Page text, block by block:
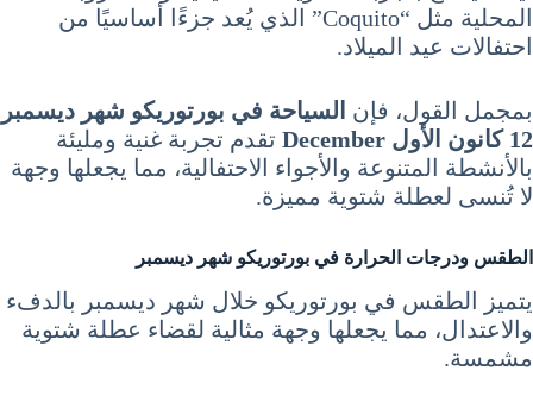
المحلية مثل “Coquito” الذي يُعد جزءًا أساسيًا من
احتفالات عيد الميلاد.
بمجمل القول، فإن السياحة في بورتوريكو شهر ديسمبر
12 كانون الأول December
تقدم تجربة غنية ومليئة
بالأنشطة المتنوعة والأجواء الاحتفالية، مما يجعلها وجهة
لا تُنسى لعطلة شتوية مميزة.
الطقس ودرجات الحرارة في بورتوريكو شهر ديسمبر
يتميز الطقس في بورتوريكو خلال شهر ديسمبر بالدفء
والاعتدال، مما يجعلها وجهة مثالية لقضاء عطلة شتوية
مشمسة.